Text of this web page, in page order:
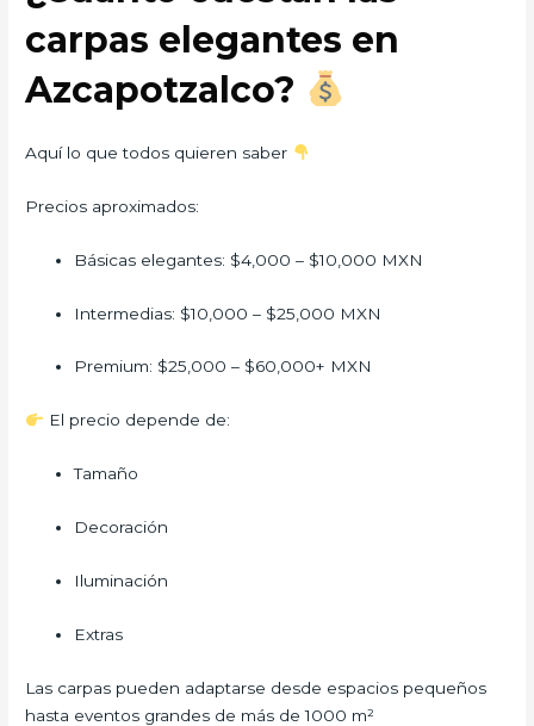
carpas elegantes en
Azcapotzalco?
Aquí lo que todos quieren saber
Precios aproximados:
Básicas elegantes: $4,000 – $10,000 MXN
Intermedias: $10,000 – $25,000 MXN
Premium: $25,000 – $60,000+ MXN
El precio depende de:
Tamaño
Decoración
Iluminación
Extras
Las carpas pueden adaptarse desde espacios pequeños
hasta eventos grandes de más de 1000 m²